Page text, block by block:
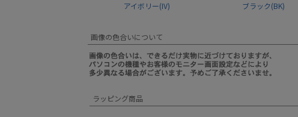
アイボリー(IV) ブラック(BK)
画像の色合いについて
ラッピング商品